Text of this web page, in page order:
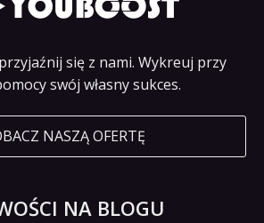
się z nami. Wykreuj przy
swój własny sukces.
NASZĄ OFERTĘ
NA BLOGU